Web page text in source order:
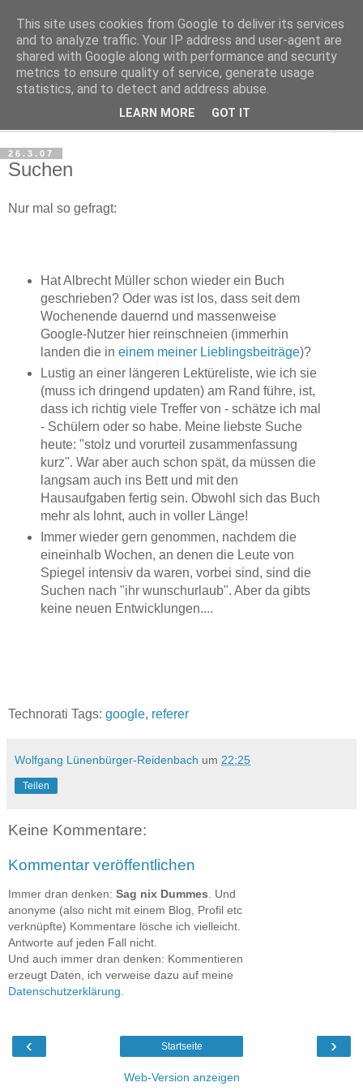
Haltungsturnen
Niveau sieht nur von unten aus wie Arroganz.
26.3.07
Suchen
Nur mal so gefragt:
Hat Albrecht Müller schon wieder ein Buch
geschrieben? Oder was ist los, dass seit dem
Wochenende dauernd und massenweise
Google-Nutzer hier reinschneien (immerhin
landen die in einem meiner Lieblingsbeiträge)?
Lustig an einer längeren Lektüreliste, wie ich sie
(muss ich dringend updaten) am Rand führe, ist,
dass ich richtig viele Treffer von - schätze ich mal
- Schülern oder so habe. Meine liebste Suche
heute: "stolz und vorurteil zusammenfassung
kurz". War aber auch schon spät, da müssen die
langsam auch ins Bett und mit den
Hausaufgaben fertig sein. Obwohl sich das Buch
mehr als lohnt, auch in voller Länge!
Immer wieder gern genommen, nachdem die
eineinhalb Wochen, an denen die Leute von
Spiegel intensiv da waren, vorbei sind, sind die
Suchen nach "ihr wunschurlaub". Aber da gibts
keine neuen Entwicklungen....
Technorati Tags: google, referer
Wolfgang Lünenbürger-Reidenbach um 22:25
Teilen
Keine Kommentare:
Kommentar veröffentlichen
Immer dran denken: Sag nix Dummes. Und
anonyme (also nicht mit einem Blog, Profil etc
verknüpfte) Kommentare lösche ich vielleicht.
Antworte auf jeden Fall nicht.
Und auch immer dran denken: Kommentieren
erzeugt Daten, ich verweise dazu auf meine
Datenschutzerklärung.
‹ ›
Startseite
Web-Version anzeigen
This site uses cookies from Google to deliver its services
and to analyze traffic. Your IP address and user-agent are
shared with Google along with performance and security
metrics to ensure quality of service, generate usage
statistics, and to detect and address abuse.
LEARN MORE GOT IT